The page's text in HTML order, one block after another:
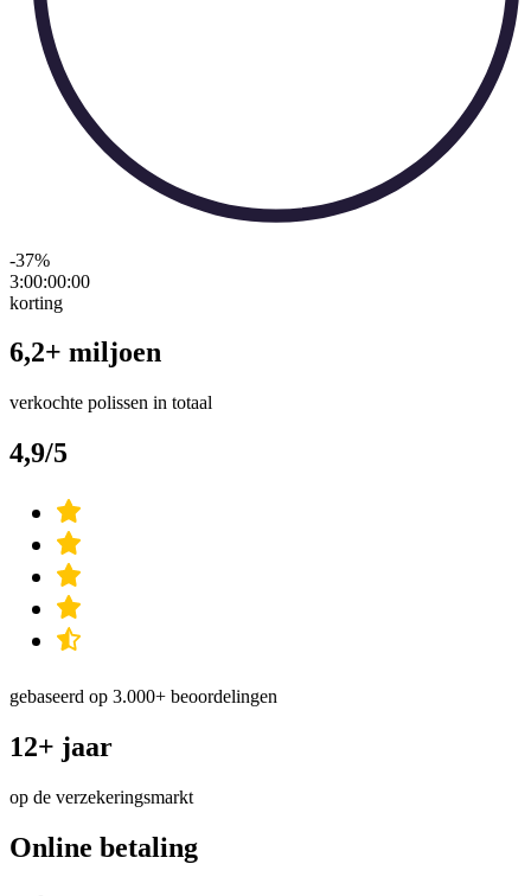
-37%
3:00:00:00
korting
6,2+ miljoen
verkochte polissen in totaal
4,9/5
gebaseerd op 3.000+ beoordelingen
12+ jaar
op de verzekeringsmarkt
Online betaling